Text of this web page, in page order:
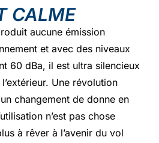
CALME
aucune émission
et avec des niveaux
60 dBa, il est ultra silencieux
l’extérieur. Une révolution
changement de donne en
n’est pas chose
à rêver à l’avenir du vol